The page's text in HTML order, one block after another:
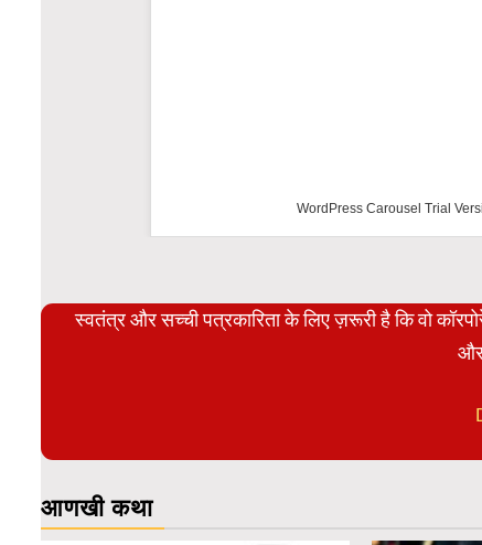
WordPress Carousel Trial
स्वतंत्र और सच्ची पत्रकारिता के लिए ज़रूरी है कि वो
आणखी कथा